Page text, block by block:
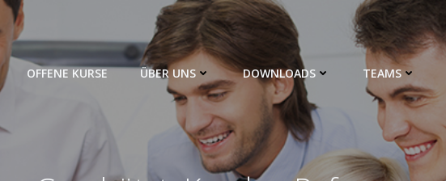
OFFENE KURSE ÜBER UNS DOWNLOADS TEAMS